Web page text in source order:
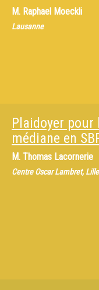
M. Raphael Moeckli
Lausanne
Plaidoyer
médiane en
M. Thomas Lacornerie
Centre Oscar Lambret, Lille